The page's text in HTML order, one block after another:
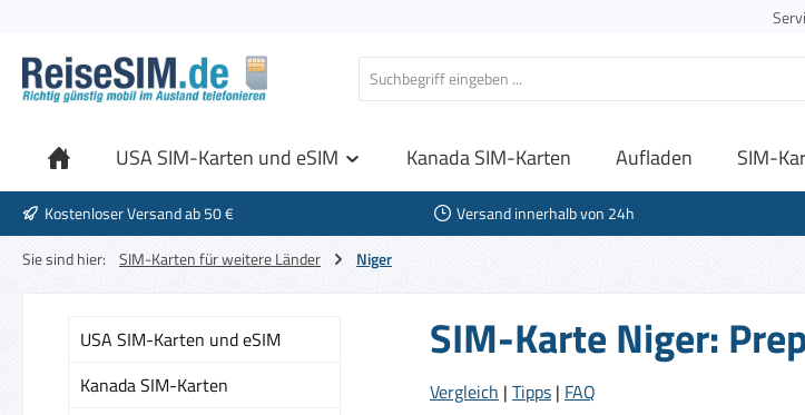
USA SIM-Karten und eSIM Kanada SIM-Karten Aufladen SIM-
Kostenloser Versand ab 50 € Versand innerhalb von 24h
Sie sind hier:
SIM-Karten für weitere Länder Niger
USA SIM-Karten und eSIM
Kanada SIM-Karten
SIM-Karte Niger:
Vergleich | Tipps | FAQ